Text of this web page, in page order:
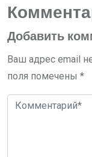
Добавить
Ваш адрес email
поля помечены *